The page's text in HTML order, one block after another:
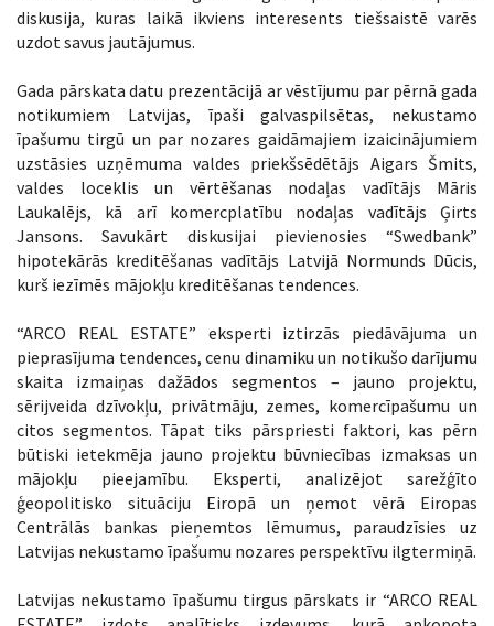
diskusija, kuras laikā ikviens interesents tiešsaistē varēs
uzdot savus jautājumus.
Gada pārskata datu prezentācijā ar vēstījumu par pērnā gada
notikumiem Latvijas, īpaši galvaspilsētas, nekustamo
īpašumu tirgū un par nozares gaidāmajiem izaicinājumiem
uzstāsies uzņēmuma valdes priekšsēdētājs Aigars Šmits,
valdes loceklis un vērtēšanas nodaļas vadītājs Māris
Laukalējs, kā arī komercplatību nodaļas vadītājs Ģirts
Jansons. Savukārt diskusijai pievienosies “Swedbank”
hipotekārās kreditēšanas vadītājs Latvijā Normunds Dūcis,
kurš iezīmēs mājokļu kreditēšanas tendences.
“ARCO REAL ESTATE” eksperti iztirzās piedāvājuma un
pieprasījuma tendences, cenu dinamiku un notikušo darījumu
skaita izmaiņas dažādos segmentos – jauno projektu,
sērijveida dzīvokļu, privātmāju, zemes, komercīpašumu un
citos segmentos. Tāpat tiks pārspriesti faktori, kas pērn
būtiski ietekmēja jauno projektu būvniecības izmaksas un
mājokļu pieejamību. Eksperti, analizējot sarežģīto
ģeopolitisko situāciju Eiropā un ņemot vērā Eiropas
Centrālās bankas pieņemtos lēmumus, paraudzīsies uz
Latvijas nekustamo īpašumu nozares perspektīvu ilgtermiņā.
Latvijas nekustamo īpašumu tirgus pārskats ir “ARCO REAL